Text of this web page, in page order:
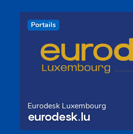
Portails
Eurodesk Luxembourg
eurodesk.lu